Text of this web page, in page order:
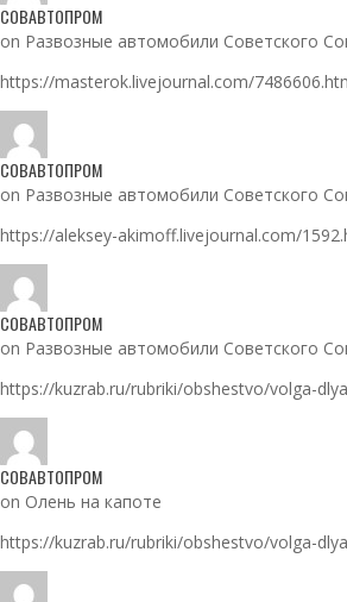
СОВАВТОПРОМ
on Развозные автомобили Советского
https://masterok.livejournal.com/
СОВАВТОПРОМ
on Развозные автомобили Советского
https://aleksey-akimoff.livejournal.com/
СОВАВТОПРОМ
on Развозные автомобили Советского
https://kuzrab.ru/rubriki/obshestvo/volga-
СОВАВТОПРОМ
on Олень на капоте
https://kuzrab.ru/rubriki/obshestvo/volga-